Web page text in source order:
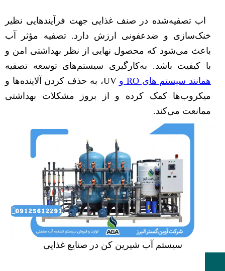
اب تصفیه‌شده در صنف غذایی جهت فرآیندهایی نظیر
خنک‌سازی و ضدعفونی ارزش دارد. تصفیه مؤثر آب
باعث می‌شود که محصول نهایی از نظر بهداشتی امن و
با کیفیت باشد. به‌کارگیری سیستم‌های توسعه تصفیه
همانند سیستم های RO و
UV، به حذف کردن آلاینده‌ها و
میکروب‌ها کمک کرده و از بروز مشکلات بهداشتی
ممانعت می‌کند.
سیستم آب شیرین کن در صنایع غذایی